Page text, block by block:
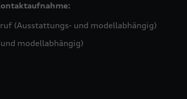
(Ausstattungs- und modellabhängig)
modellabhängig)